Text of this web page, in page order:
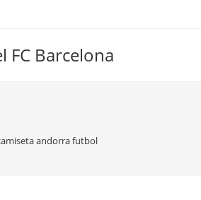
FC Barcelona
andorra futbol